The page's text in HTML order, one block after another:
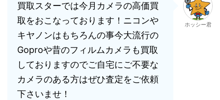
買取スターでは今月カメラの高価買
取をおこなっております！ニコンや
キヤノンはもちろんの事今大流行の
Goproや昔のフィルムカメラも買取
しておりますのでご自宅にご不要な
カメラのある方はぜひ査定をご依頼
下さいませ！
ホッシー君